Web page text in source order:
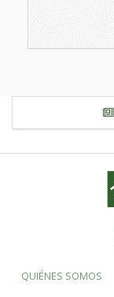
QUIÉNES SOMOS